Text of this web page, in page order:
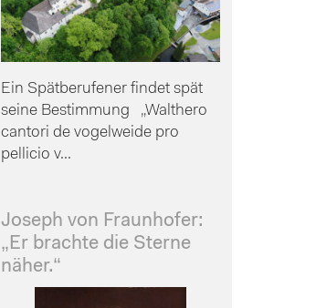
Ein Spätberufener findet spät
seine Bestimmung „Walthero
cantori de vogelweide pro
pellicio v...
Joseph von Fraunhofer:
„Er brachte die Sterne
näher.“